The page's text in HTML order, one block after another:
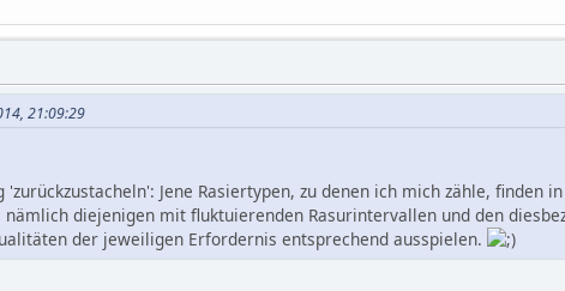
21:09:29
Jene Rasiertypen, zu denen ich mich zähle, finden
diejenigen mit fluktuierenden Rasurintervallen und den
der jeweiligen Erfordernis entsprechend ausspielen.